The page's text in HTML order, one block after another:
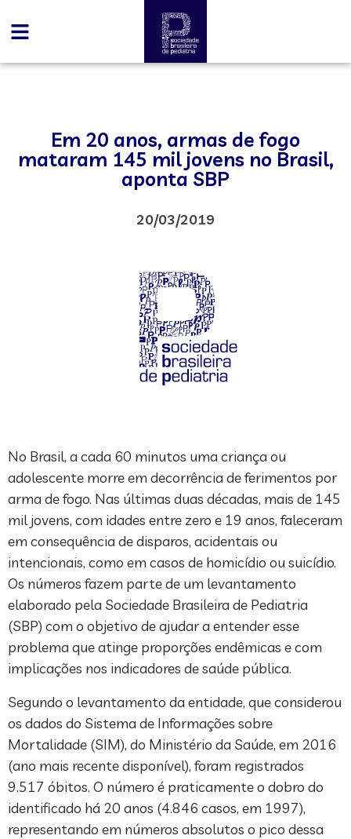
Em 20 anos, armas de fogo
mataram 145 mil jovens no Brasil,
aponta SBP
20/03/2019
No Brasil, a cada 60 minutos uma criança ou
adolescente morre em decorrência de ferimentos por
arma de fogo. Nas últimas duas décadas, mais de 145
mil jovens, com idades entre zero e 19 anos, faleceram
em consequência de disparos, acidentais ou
intencionais, como em casos de homicídio ou suicídio.
Os números fazem parte de um levantamento
elaborado pela Sociedade Brasileira de Pediatria
(SBP) com o objetivo de ajudar a entender esse
problema que atinge proporções endêmicas e com
implicações nos indicadores de saúde pública.
Segundo o levantamento da entidade, que considerou
os dados do Sistema de Informações sobre
Mortalidade (SIM), do Ministério da Saúde, em 2016
(ano mais recente disponível), foram registrados
9.517 óbitos. O número é praticamente o dobro do
identificado há 20 anos (4.846 casos, em 1997),
representando em números absolutos o pico dessa